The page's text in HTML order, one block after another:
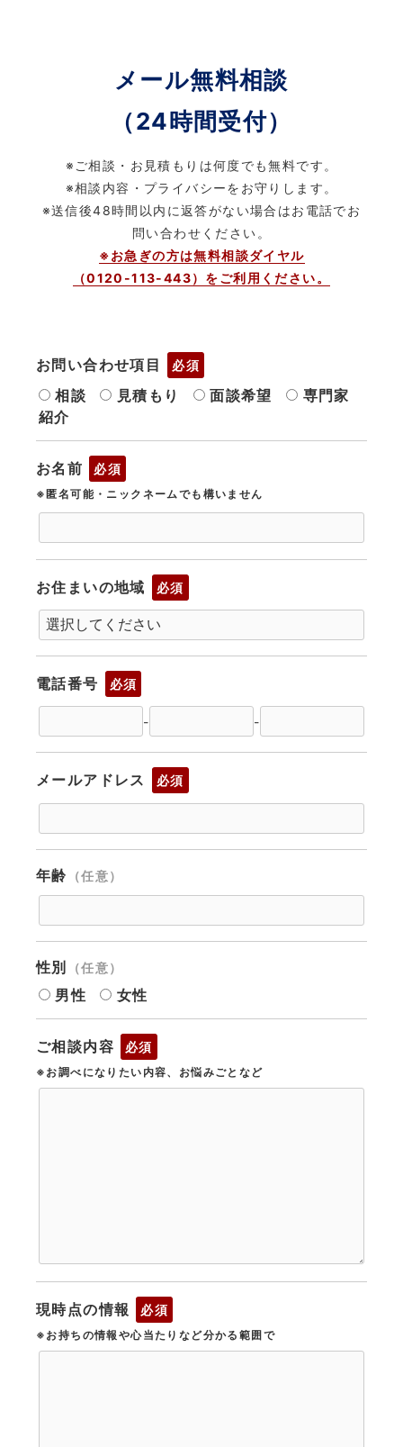
メール無料相談
（24時間受付）
※ご相談・お見積もりは何度でも無料です。
※相談内容・プライバシーをお守りします。
※送信後48時間以内に返答がない場合はお電話でお
問い合わせください。
※お急ぎの方は無料相談ダイヤル
（0120-113-443）をご利用ください。
お問い合わせ項目 必須
相談 見積もり 面談希望
専門家
紹介
お名前 必須
※匿名可能・ニックネームでも構いません
お住まいの地域 必須
電話番号 必須
- -
メールアドレス 必須
年齢 （任意）
性別 （任意）
男性 女性
ご相談内容 必須
※お調べになりたい内容、お悩みごとなど
現時点の情報 必須
※お持ちの情報や心当たりなど分かる範囲で